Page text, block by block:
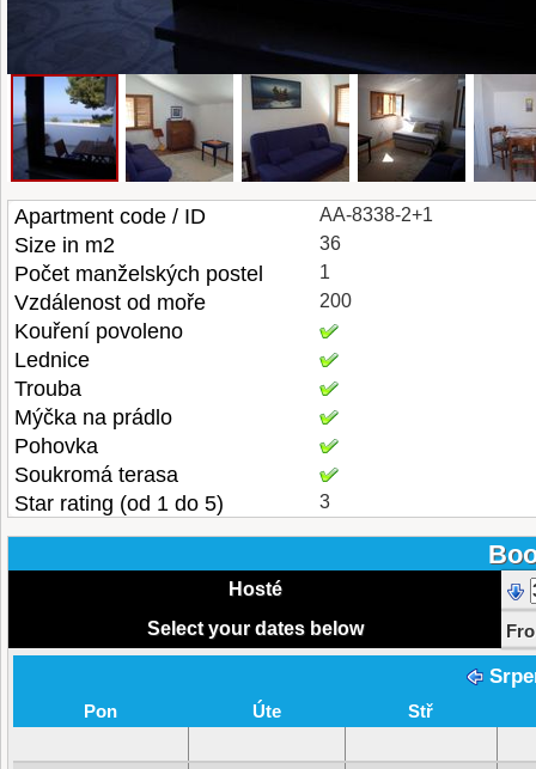
Apartment code / ID AA-8338-2+1
Size in m2 36
Počet manželských postel 1
Vzdálenost od moře 200
Kouření povoleno
Lednice
Trouba
Mýčka na prádlo
Pohovka
Soukromá terasa
Star rating (od 1 do 5)
3
Hosté
Select your dates below
Pon Úte Stř